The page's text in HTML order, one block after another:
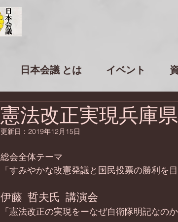
日本会議 とは イベント
憲法改正実現兵庫
更新日： 2019年12月15日
総会全体テーマ
「すみやかな改憲発議と国民投票の勝利を目
伊藤 哲夫氏 講演会
「憲法改正の実現をーなぜ自衛隊明記なのか